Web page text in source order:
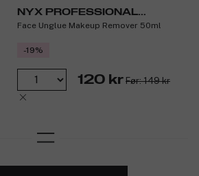
NYX PROFESSIONAL
MAKEUP
Face Unglue Makeup Remover 50ml
-19%
120 kr Før: 149 kr